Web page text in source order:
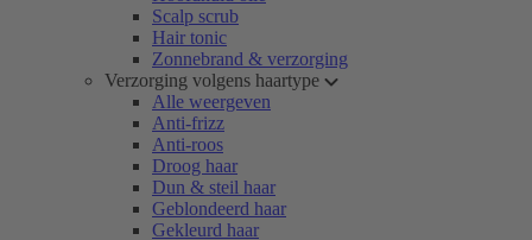
Scalp scrub
Hair tonic
Zonnebrand & verzorging
Verzorging volgens haartype
Alle weergeven
Anti-frizz
Anti-roos
Droog haar
Dun & steil haar
Geblondeerd haar
Gekleurd haar